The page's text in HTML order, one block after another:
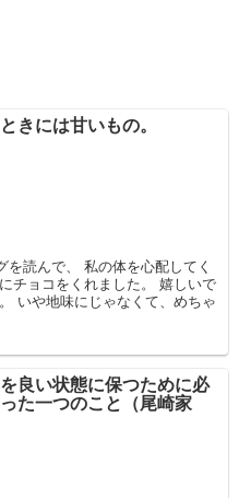
きには甘いもの。
読んで、 私の体を心配してく
チョコをくれました。 嬉しいで
いや地味にじゃなくて、めちゃ
良い状態に保つために必
た一つのこと（尾崎家